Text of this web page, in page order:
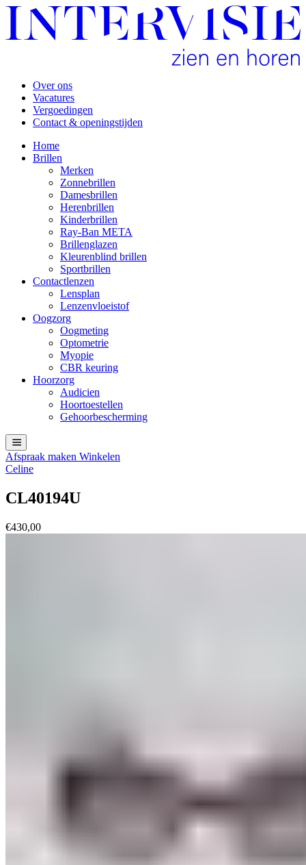
Over ons
Vacatures
Vergoedingen
Contact & openingstijden
Home
Brillen
Merken
Zonnebrillen
Damesbrillen
Herenbrillen
Kinderbrillen
Ray-Ban META
Brillenglazen
Kleurenblind brillen
Sportbrillen
Contactlenzen
Lensplan
Lenzenvloeistof
Oogzorg
Oogmeting
Optometrie
Myopie
CBR keuring
Hoorzorg
Audicien
Hoortoestellen
Gehoorbescherming
Afspraak maken Winkelen
Celine
CL40194U
€430,00